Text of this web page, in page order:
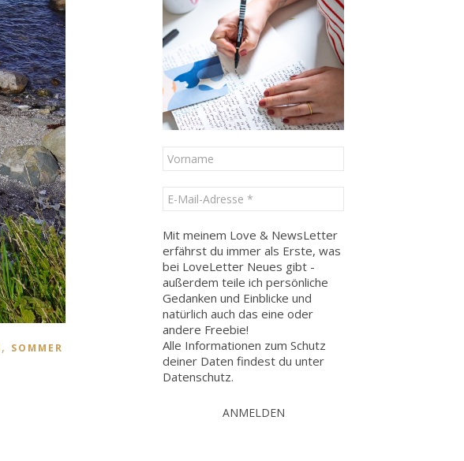
, SOMMER
Mit meinem Love & NewsLetter
erfährst du immer als Erste, was
bei LoveLetter Neues gibt -
außerdem teile ich persönliche
Gedanken und Einblicke und
natürlich auch das eine oder
andere Freebie!
Alle Informationen zum Schutz
deiner Daten findest du unter
Datenschutz.